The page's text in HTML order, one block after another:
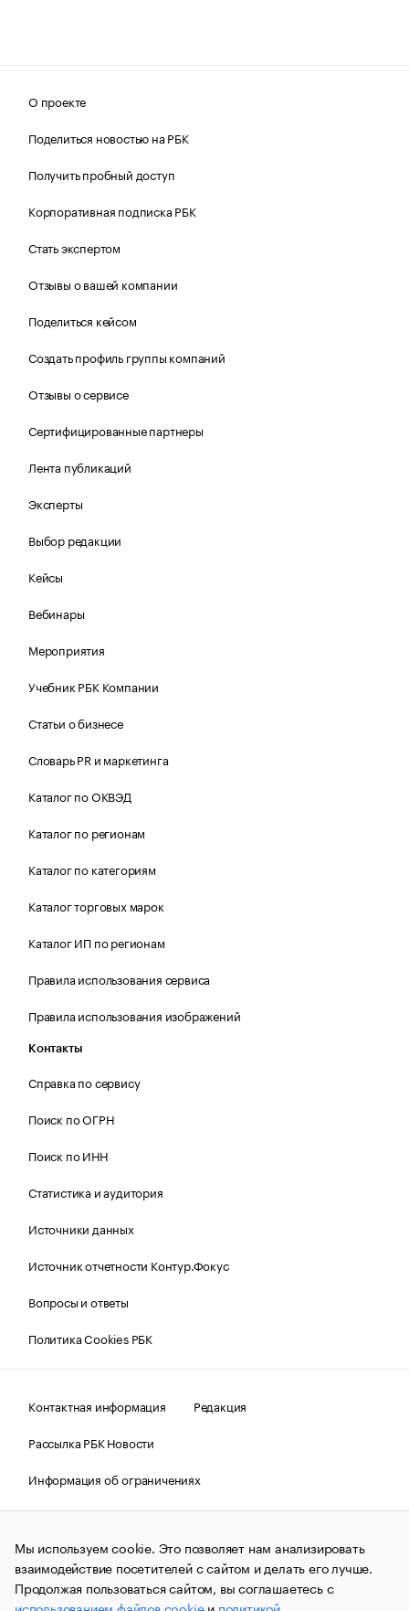
О проекте
Поделиться новостью на РБК
Получить пробный доступ
Корпоративная подписка РБК
Стать экспертом
Отзывы о вашей компании
Поделиться кейсом
Создать профиль группы компаний
Отзывы о сервисе
Сертифицированные партнеры
Лента публикаций
Эксперты
Выбор редакции
Кейсы
Вебинары
Мероприятия
Учебник РБК Компании
Статьи о бизнесе
Словарь PR и маркетинга
Каталог по ОКВЭД
Каталог по регионам
Каталог по категориям
Каталог торговых марок
Каталог ИП по регионам
Правила использования сервиса
Правила использования изображений
Контакты
Справка по сервису
Поиск по ОГРН
Поиск по ИНН
Статистика и аудитория
Источники данных
Источник отчетности Контур.Фокус
Вопросы и ответы
Политика Cookies РБК
Контактная информация
Редакция
Рассылка РБК Новости
Информация об ограничениях
Правовая информация
О соблюдении авторских прав
© АО «РОСБИЗНЕСКОНСАЛТИНГ»,1995–2026.Сообщения
и материалы информационного агентства «РБК»
(зарегистрировано Федеральной службой по надзору в сфере
связи, информационных технологий и массовых
Мы используем cookie. Это позволяет нам анализировать
взаимодействие посетителей с сайтом и делать его лучше.
Продолжая пользоваться сайтом, вы соглашаетесь с